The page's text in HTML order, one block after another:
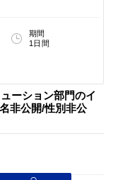
期間
1日間
ーション部門のイ
非公開/性別非公